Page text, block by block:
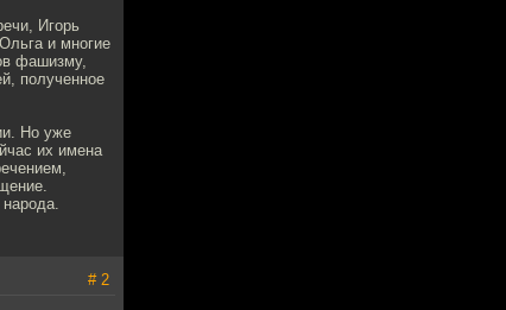
Игорь
и многие
фашизму,
полученное
Но уже
их имена
# 2